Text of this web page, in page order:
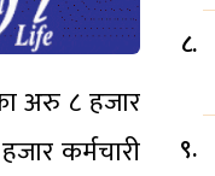
अरु ८ हजार
कर्मचारी